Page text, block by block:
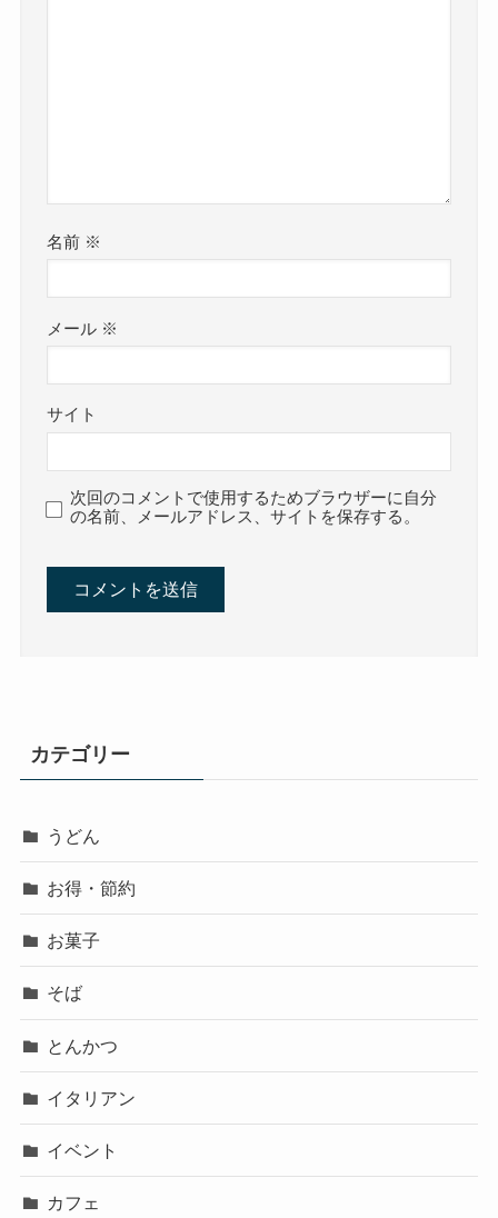
名前 ※
メール ※
サイト
次回のコメントで使用するためブラウザーに自分
の名前、メールアドレス、サイトを保存する。
カテゴリー
うどん
お得・節約
お菓子
そば
とんかつ
イタリアン
イベント
カフェ